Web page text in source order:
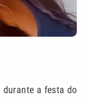
durante a festa do